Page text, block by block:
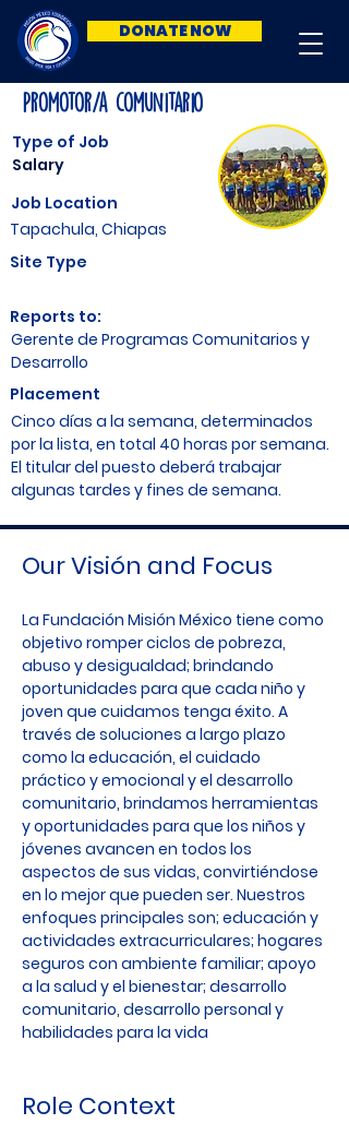
DONATE NOW
Promotor/a comunitario
Type of Job
Salary
Job Location
Tapachula, Chiapas
Site Type
Reports to:
Gerente de Programas Comunitarios y
Desarrollo
Placement
Cinco días a la semana, determinados
por la lista, en total 40 horas por semana.
El titular del puesto deberá trabajar
algunas tardes y fines de semana.
Our Visión and Focus
La Fundación Misión México tiene como
objetivo romper ciclos de pobreza,
abuso y desigualdad; brindando
oportunidades para que cada niño y
joven que cuidamos tenga éxito. A
través de soluciones a largo plazo
como la educación, el cuidado
práctico y emocional y el desarrollo
comunitario, brindamos herramientas
y oportunidades para que los niños y
jóvenes avancen en todos los
aspectos de sus vidas, convirtiéndose
en lo mejor que pueden ser. Nuestros
enfoques principales son; educación y
actividades extracurriculares; hogares
seguros con ambiente familiar; apoyo
a la salud y el bienestar; desarrollo
comunitario, desarrollo personal y
habilidades para la vida
Role Context